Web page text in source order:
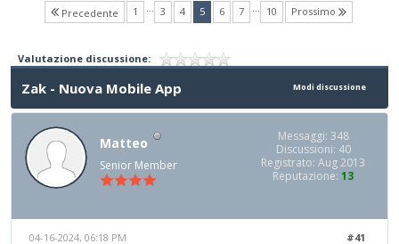
Precedente 1 … 3 4 5(current)
6 7 … 10 Prossimo
Valutazione discussione:
Modi discussione
Zak - Nuova Mobile App
Matteo
Senior Member
Messaggi: 348
Discussioni: 40
Registrato: Aug 2013
Reputazione: 13
#41
04-16-2024, 06:18 PM